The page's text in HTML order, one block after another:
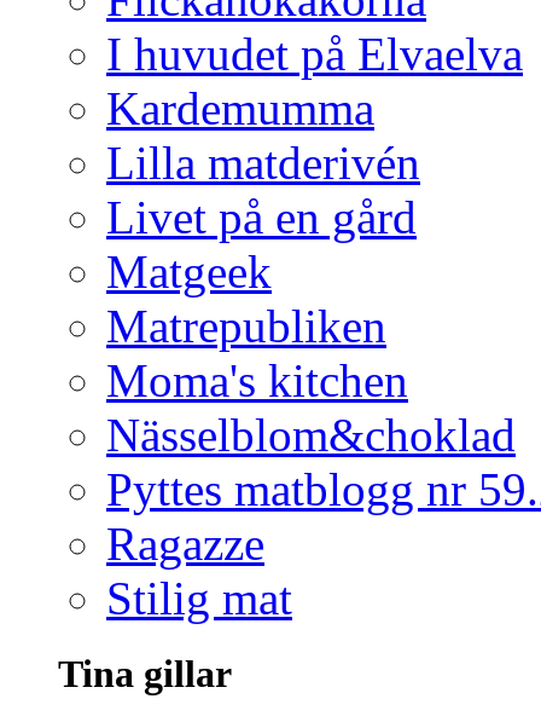
I huvudet på Elvaelva
Kardemumma
Lilla matderivén
Livet på en gård
Matgeek
Matrepubliken
Moma's kitchen
Nässelblom&choklad
Pyttes matblogg nr
Ragazze
Stilig mat
Tina gillar